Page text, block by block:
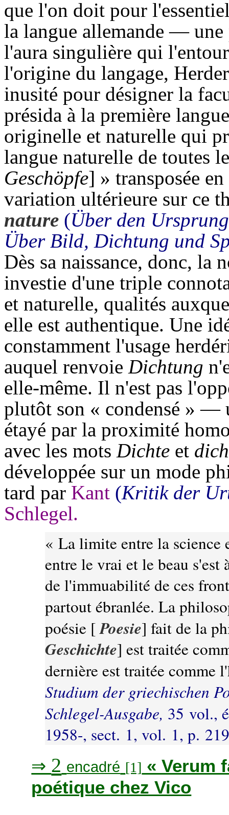
que l'on doit pour
la langue allemande —
l'aura singulière qui
l'origine du langage,
inusité pour désigner la
présida à la première
originelle et naturelle qui
langue naturelle de toutes
Geschöpfe] » transposée en
variation ultérieure sur ce
nature (Über den
Über Bild, Dichtung und
Dès sa naissance, donc, la
investie d'une triple
et naturelle, qualités
elle est authentique. Une
constamment l'usage
auquel renvoie Dichtung
elle-même. Il n'est pas
plutôt son « condensé » —
étayé par la proximité
avec les mots Dichte et
développée sur un mode
tard par Kant (Kritik der
Schlegel.
« La limite entre la science
entre le vrai et le beau s'est
de l'immuabilité de ces
partout ébranlée. La
poésie [Poesie] fait de la
Geschichte] est traitée
dernière est traitée comme
Studium der griechischen
Schlegel-Ausgabe, 35 vol.,
1958-, sect. 1, vol. 1, p.
⇒ 2 encadré [1] « Verum
poétique chez Vico